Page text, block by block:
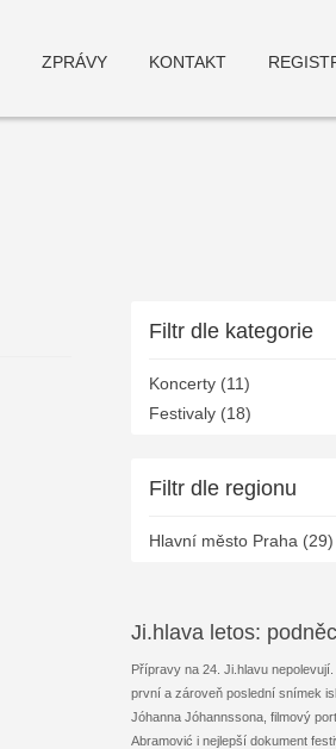
ZPRÁVY KONTAKT
Filtr dle kategorie
Koncerty (11)
Festivaly (18)
Filtr dle regionu
Hlavní město Praha (29)
Ji.hlava letos:
Přípravy na 24. Ji.hlavu
první a zároveň poslední snímek
Jóhanna Jóhannssona, filmový
Abramović i nejlepší dokument